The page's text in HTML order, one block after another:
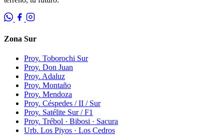
Zona Sur
Proy. Toborochi Sur
Proy. Don Juan
Proy. Adaluz
Proy. Montaño
Proy. Mendoza
Proy. Céspedes / II / Sur
Proy. Satélite Sur / F1
Proy. Trébol · Bibosi · Sacura
Urb. Los Piyos · Los Cedros